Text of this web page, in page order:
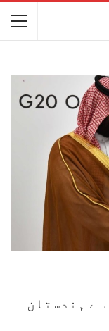
ہندستان